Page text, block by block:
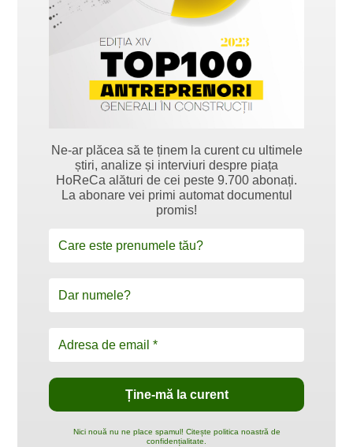
Ne-ar plăcea să te ținem la curent cu ultimele
știri, analize și interviuri despre piața
HoReCa alături de cei peste 9.700 abonați.
La abonare vei primi automat documentul
promis!
Nici nouă nu ne place spamul! Citește politica noastră de
confidențialitate.